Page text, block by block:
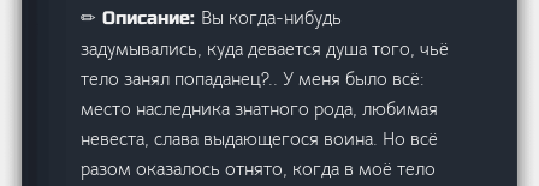
✏ Описание: Вы когда-нибудь
задумывались, куда девается душа того, чьё
тело занял попаданец?.. У меня было всё:
место наследника знатного рода, любимая
невеста, слава выдающегося воина. Но всё
разом оказалось отнято, когда в моё тело